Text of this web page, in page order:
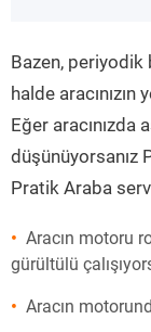
Bazen, periyodik
halde
Eğer aracınızda
düşünüyorsanız
Pratik Araba
Aracın motoru
gürültülü
Aracın